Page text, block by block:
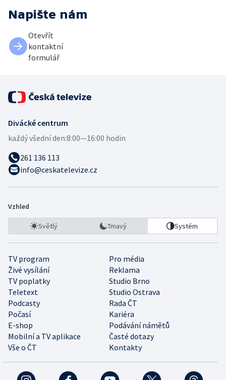
Napište nám
Otevřít
kontaktní
formulář
Divácké centrum
každý všední den:8:00—16:00 hodin
261 136 113
info@ceskatelevize.cz
Vzhled
Světlý Tmavý Systém
TV program
Pro média
Živé vysílání
Reklama
TV poplatky
Studio Brno
Teletext
Studio Ostrava
Podcasty
Rada ČT
Počasí
Kariéra
E-shop
Podávání námětů
Mobilní a TV aplikace
Časté dotazy
Vše o ČT
Kontakty